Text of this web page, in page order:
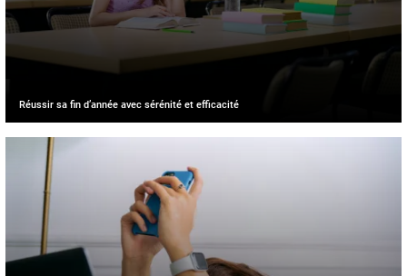
Réussir sa fin d’année avec sérénité et efficacité